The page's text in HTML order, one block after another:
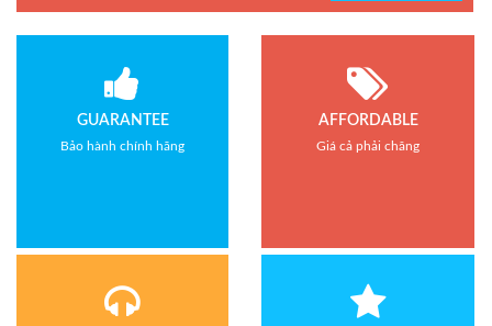
GUARANTEE
Bảo hành chính hãng
AFFORDABLE
Giá cả phải chăng